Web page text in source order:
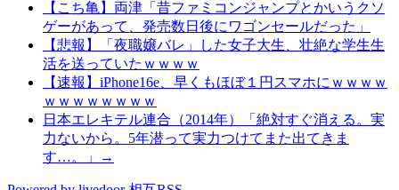
【こち亀】両津「昔ファミコンジャンプとかいうクソ
ゲーがあって、発売数日後にワゴンセールだった」
【悲報】「夜職嬢バレ」した女子大生、壮絶な学生生
活を送っていたｗｗｗｗ
【速報】iPhone16e、早くもほぼ１円スマホにｗｗｗｗ
ｗｗｗｗｗｗｗｗ
日本エレキテル連合（2014年）「絶対すぐ消える。実
力ないから。5年潜って実力つけてまた出てきま
す…。」→